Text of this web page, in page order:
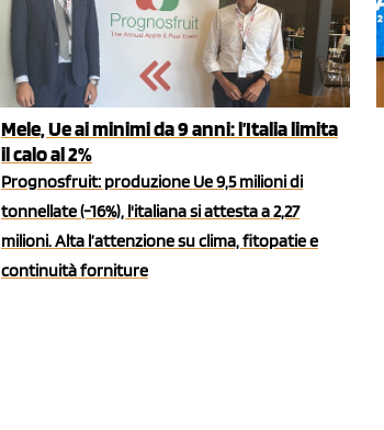
Mele, Ue ai minimi da 9 anni: l’Italia limita
il calo al 2%
Prognosfruit: produzione Ue 9,5 milioni di
tonnellate (-16%), l'italiana si attesta a 2,27
milioni. Alta l’attenzione su clima, fitopatie e
continuità forniture